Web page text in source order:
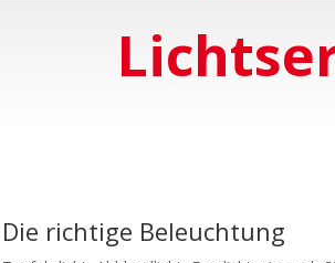
Die richtige Beleuchtung